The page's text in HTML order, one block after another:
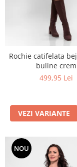
Rochie catifelata bej cald cu
buline crem
499,95 Lei
VEZI VARIANTE
NOU